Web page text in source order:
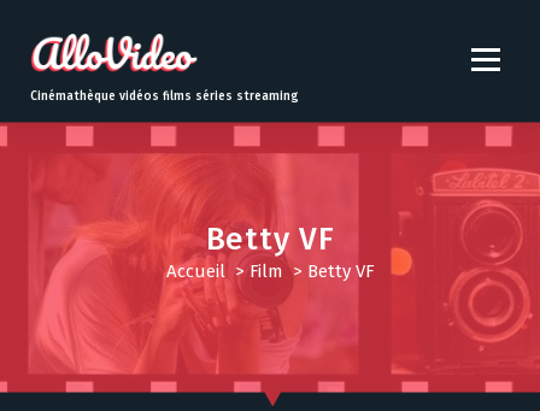
t
o
Cinémathèque vidéos films séries streaming
Betty VF
Accueil>Film > Betty VF